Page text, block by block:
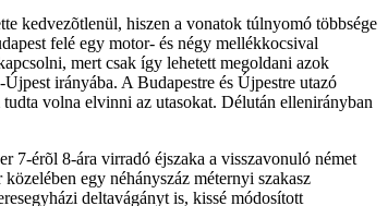
kedvezõtlenül, hiszen a vonatok túlnyomó többsége
felé egy motor- és négy mellékkocsival
mert csak így lehetett megoldani azok
irányába. A Budapestre és Újpestre utazó
volna elvinni az utasokat. Délután ellenirányban
7-érõl 8-ára virradó éjszaka a visszavonuló német
egy néhányszáz méternyi szakasz
deltavágányt is, kissé módosított